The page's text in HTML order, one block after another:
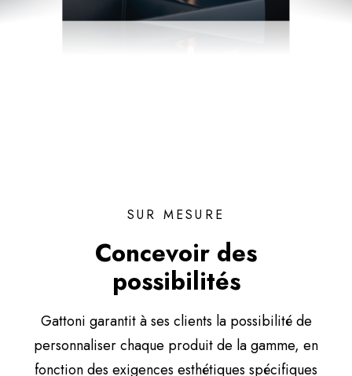
SUR MESURE
Concevoir des
possibilités
Gattoni garantit à ses clients la possibilité de
personnaliser chaque produit de la gamme, en
fonction des exigences esthétiques spécifiques